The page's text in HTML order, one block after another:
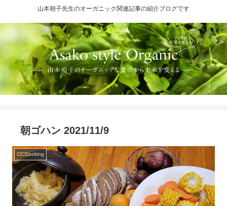
山本朝子先生のオーガニック関連記事の紹介ブログです
朝ゴハン 2021/11/9
CC'Cooking